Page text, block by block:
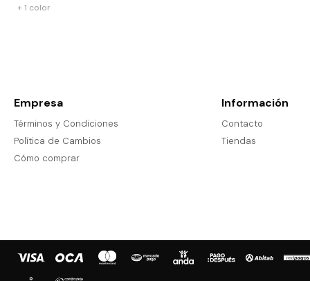
+ 1 color
Empresa
Términos y Condiciones
Política de Cambios
Cómo comprar
Información
Contacto
Tiendas